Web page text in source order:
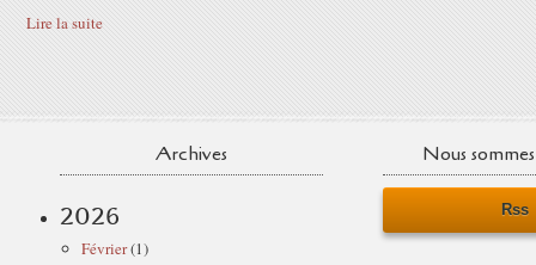
Lire la suite
Archives
2026
Février(1)
Nous
Rss